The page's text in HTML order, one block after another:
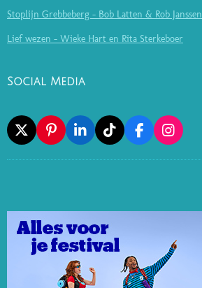
Stoplijn Grebbeberg - Bob Latten & Rob Janssen
Lief wezen - Wieke Hart en Rita Sterkeboer
Social Media
X
P
I
N
E
S
T
L
I
N
I
N
T
I
K
F
A
C
O
I
N
S
R
M